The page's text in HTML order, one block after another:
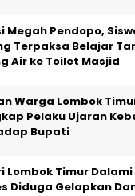
Megah Pendopo,
Terpaksa Belajar
Air ke Toilet Masjid
Warga Lombok
Pelaku Ujaran
Bupati
Lombok Timur Dalami
Diduga Gelapkan